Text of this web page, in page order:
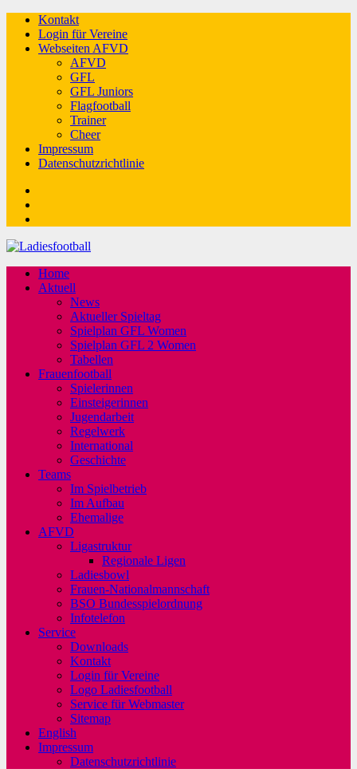
Kontakt
Login für Vereine
Webseiten AFVD
AFVD
GFL
GFL Juniors
Flagfootball
Trainer
Cheer
Impressum
Datenschutzrichtlinie
Home
Aktuell
News
Aktueller Spieltag
Spielplan GFL Women
Spielplan GFL 2 Women
Tabellen
Frauenfootball
Spielerinnen
Einsteigerinnen
Jugendarbeit
Regelwerk
International
Geschichte
Teams
Im Spielbetrieb
Im Aufbau
Ehemalige
AFVD
Ligastruktur
Regionale Ligen
Ladiesbowl
Frauen-Nationalmannschaft
BSO Bundesspielordnung
Infotelefon
Service
Downloads
Kontakt
Login für Vereine
Logo Ladiesfootball
Service für Webmaster
Sitemap
English
Impressum
Datenschutzrichtlinie